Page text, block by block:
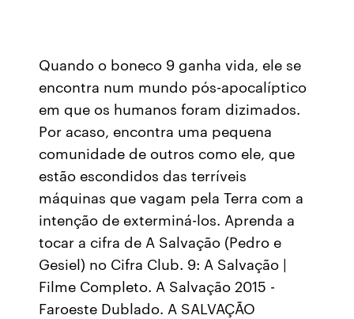
Quando o boneco 9 ganha vida, ele se
encontra num mundo pós-apocalíptico
em que os humanos foram dizimados.
Por acaso, encontra uma pequena
comunidade de outros como ele, que
estão escondidos das terríveis
máquinas que vagam pela Terra com a
intenção de exterminá-los. Aprenda a
tocar a cifra de A Salvação (Pedro e
Gesiel) no Cifra Club. 9: A Salvação |
Filme Completo. A Salvação 2015 -
Faroeste Dublado. A SALVAÇÃO